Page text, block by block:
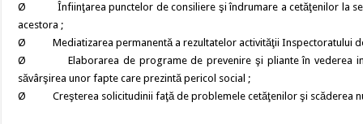
Ø Înfiinţarea punctelor de consiliere şi îndrumare a cetăţenilor la
acestora ;
Ø Mediatizarea permanentă a rezultatelor activităţii Inspectoratului de
Ø Elaborarea de programe de prevenire şi pliante în vederea
săvârşirea unor fapte care prezintă pericol social ;
Ø Creşterea solicitudinii faţă de problemele cetăţenilor şi scăderea